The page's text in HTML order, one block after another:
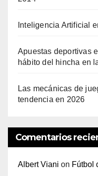
Inteligencia Artificial
Apuestas deportivas
hábito del hincha en
Las mecánicas de
tendencia en 2026
Comentarios
Albert Viani on Fútbol